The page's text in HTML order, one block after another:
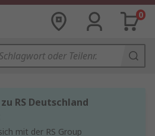
0
RS Deutschland
mit der RS Group